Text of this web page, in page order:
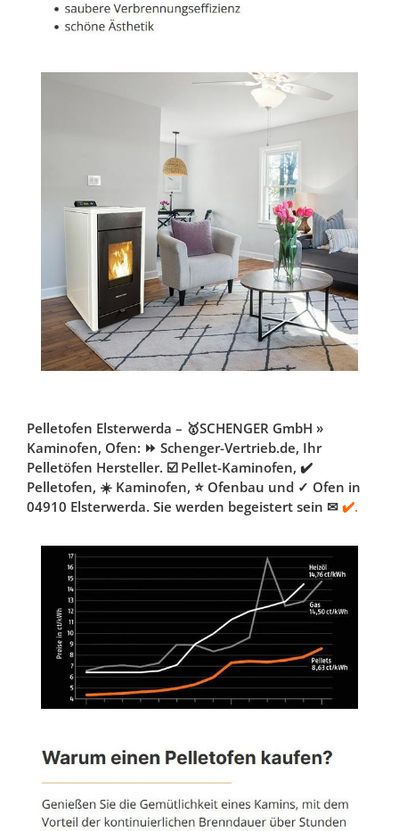
Pelletofen Elsterwerda – 🥇SCHENGER GmbH »
Kaminofen, Ofen: ⏩ Schenger-Vertrieb.de, Ihr
Pelletöfen Hersteller. ☑️ Pellet-Kaminofen, ✔️
Pelletofen, ☀️ Kaminofen, ⭐ Ofenbau und ✓ Ofen in
04910 Elsterwerda. Sie werden begeistert sein ✉ ✔️.